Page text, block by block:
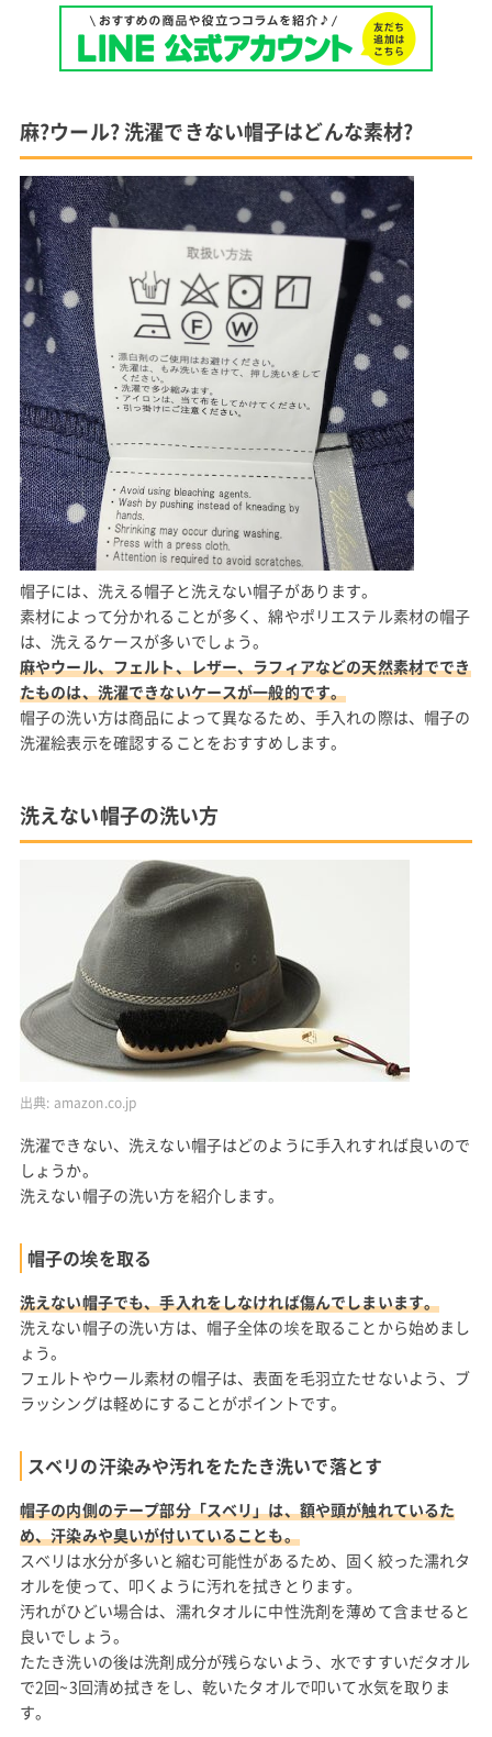
麻?ウール? 洗濯できない帽子はどんな素材?
帽子には、洗える帽子と洗えない帽子があります。
素材によって分かれることが多く、綿やポリエステル素材の帽子
は、洗えるケースが多いでしょう。
麻やウール、フェルト、レザー、ラフィアなどの天然素材ででき
たものは、洗濯できないケースが一般的です。
帽子の洗い方は商品によって異なるため、手入れの際は、帽子の
洗濯絵表示を確認することをおすすめします。
洗えない帽子の洗い方
出典: amazon.co.jp
洗濯できない、洗えない帽子はどのように手入れすれば良いので
しょうか。
洗えない帽子の洗い方を紹介します。
帽子の埃を取る
洗えない帽子でも、手入れをしなければ傷んでしまいます。
洗えない帽子の洗い方は、帽子全体の埃を取ることから始めまし
ょう。
フェルトやウール素材の帽子は、表面を毛羽立たせないよう、ブ
ラッシングは軽めにすることがポイントです。
スベリの汗染みや汚れをたたき洗いで落とす
帽子の内側のテープ部分「スベリ」は、額や頭が触れているた
め、汗染みや臭いが付いていることも。
スベリは水分が多いと縮む可能性があるため、固く絞った濡れタ
オルを使って、叩くように汚れを拭きとります。
汚れがひどい場合は、濡れタオルに中性洗剤を薄めて含ませると
良いでしょう。
たたき洗いの後は洗剤成分が残らないよう、水ですすいだタオル
で2回~3回清め拭きをし、乾いたタオルで叩いて水気を取りま
す。